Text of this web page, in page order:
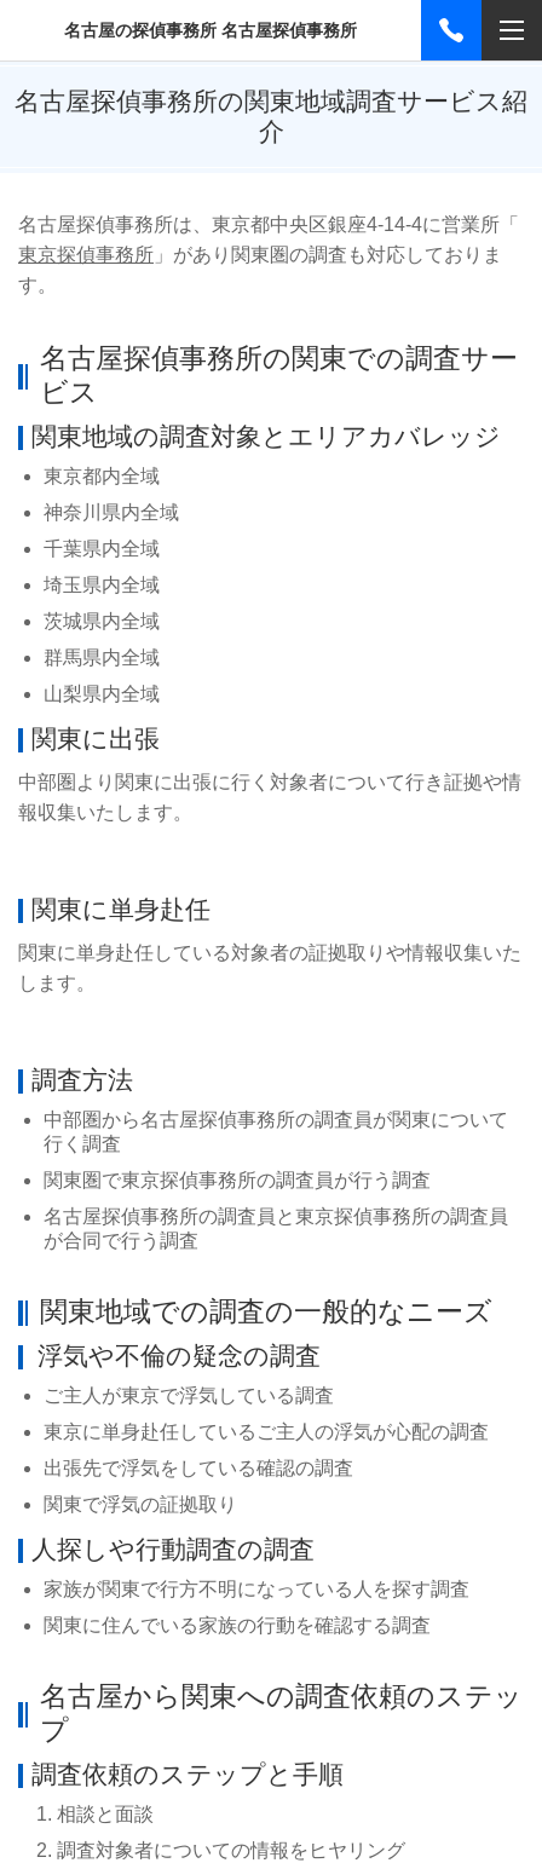
名古屋の探偵事務所 名古屋探偵事務所
名古屋探偵事務所の関東地域調査サービス紹
介
名古屋探偵事務所は、東京都中央区銀座4-14-4に営業所「
東京探偵事務所 」があり関東圏の調査も対応しておりま
す。
名古屋探偵事務所の関東での調査サー
ビス
関東地域の調査対象とエリアカバレッジ
東京都内全域
神奈川県内全域
千葉県内全域
埼玉県内全域
茨城県内全域
群馬県内全域
山梨県内全域
関東に出張
中部圏より関東に出張に行く対象者について行き証拠や情
報収集いたします。
関東に単身赴任
関東に単身赴任している対象者の証拠取りや情報収集いた
します。
調査方法
中部圏から名古屋探偵事務所の調査員が関東について
行く調査
関東圏で東京探偵事務所の調査員が行う調査
名古屋探偵事務所の調査員と東京探偵事務所の調査員
が合同で行う調査
関東地域での調査の一般的なニーズ
浮気や不倫の疑念の調査
ご主人が東京で浮気している調査
東京に単身赴任しているご主人の浮気が心配の調査
出張先で浮気をしている確認の調査
関東で浮気の証拠取り
人探しや行動調査の調査
家族が関東で行方不明になっている人を探す調査
関東に住んでいる家族の行動を確認する調査
名古屋から関東への調査依頼のステッ
プ
調査依頼のステップと手順
相談と面談
調査対象者についての情報をヒヤリング